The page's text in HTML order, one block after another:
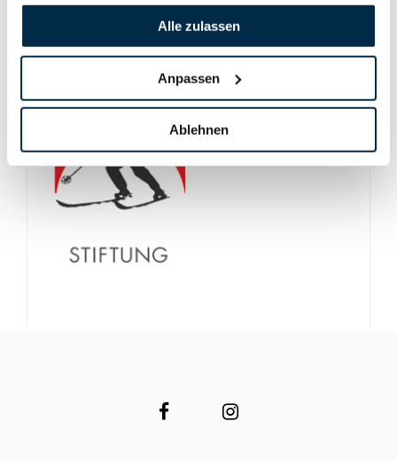
Alle zulassen
Anpassen
Ablehnen